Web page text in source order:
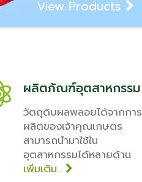
View Products
ผลิตภัณฑ์อุตสาหกรรม
วัตถุดิบผลพลอยได้จากการ
ผลิตของเจ้าคุณเกษตร
สามารถนำมาใช้ใน
อุตสาหกรรมได้หลายด้าน
เพิ่มเติม..